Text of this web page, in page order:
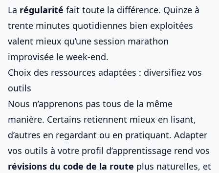
La régularité fait toute la différence. Quinze à
trente minutes quotidiennes bien exploitées
valent mieux qu’une session marathon
improvisée le week-end.
Choix des ressources adaptées : diversifiez vos
outils
Nous n’apprenons pas tous de la même
manière. Certains retiennent mieux en lisant,
d’autres en regardant ou en pratiquant. Adapter
vos outils à votre profil d’apprentissage rend vos
révisions du code de la route plus naturelles, et